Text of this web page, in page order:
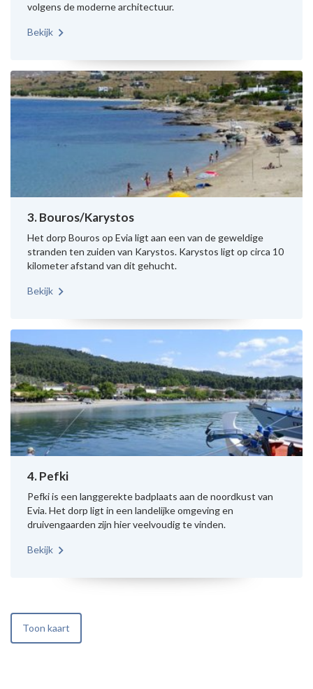
volgens de moderne architectuur.
Bekijk
3. Bouros/Karystos
Het dorp Bouros op Evia ligt aan een van de geweldige
stranden ten zuiden van Karystos. Karystos ligt op circa 10
kilometer afstand van dit gehucht.
Bekijk
4. Pefki
Pefki is een langgerekte badplaats aan de noordkust van
Evia. Het dorp ligt in een landelijke omgeving en
druivengaarden zijn hier veelvoudig te vinden.
Bekijk
Toon kaart